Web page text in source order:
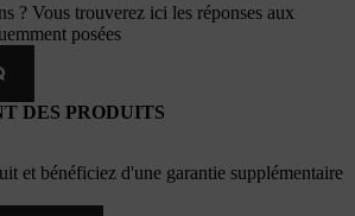
? Vous trouverez ici les réponses aux
posées
DES PRODUITS
et bénéficiez d'une garantie supplémentaire